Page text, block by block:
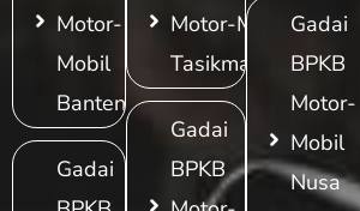
Motor-
Mobil
Banten
Gadai
Motor-Mobil
Tasikmalaya
Gadai
BPKB
Gadai
BPKB
Motor-
Mobil
Nusa